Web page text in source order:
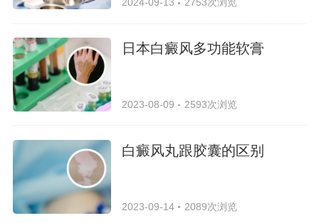
日本白癜风多功能软膏
2023-08-09 2593次浏览
白癜风丸跟胶囊的区别
2023-09-14 2089次浏览